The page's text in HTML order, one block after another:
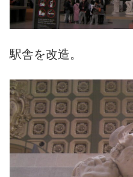
駅舎を改造。